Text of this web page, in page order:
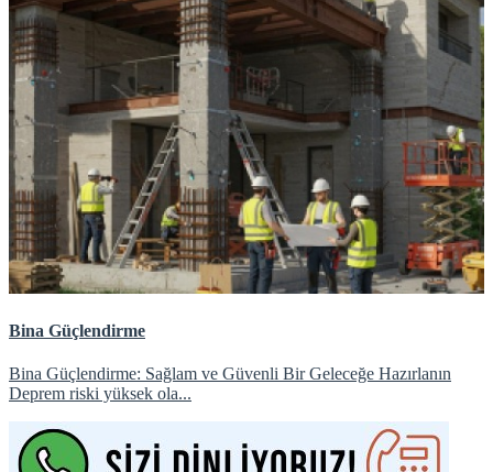
Bina Güçlendirme
Bina Güçlendirme: Sağlam ve Güvenli Bir Geleceğe Hazırlanın
Deprem riski yüksek ola...